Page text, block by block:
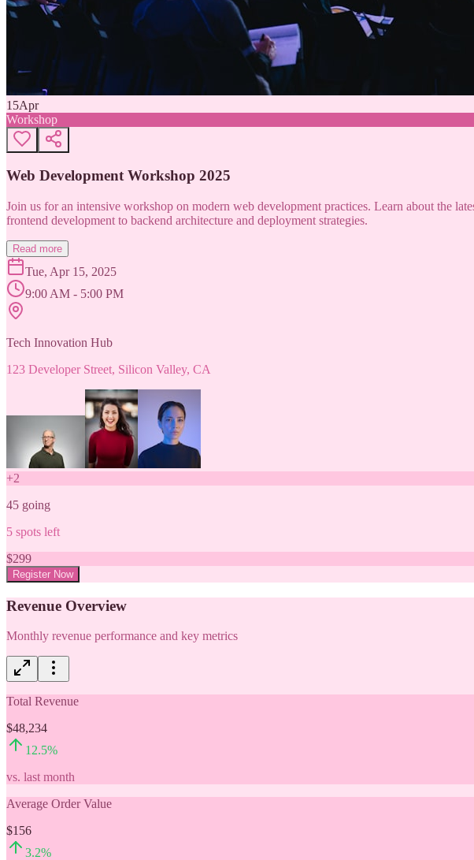
15Apr
Workshop
Web Development Workshop 2025
Join us for an intensive workshop on modern web development practices. Learn about the
frontend development to backend architecture and deployment strategies.
Read more
Tue, Apr 15, 2025
9:00 AM - 5:00 PM
Tech Innovation Hub
123 Developer Street, Silicon Valley, CA
+2
45 going
5 spots left
$299
Register Now
Revenue Overview
Monthly revenue performance and key metrics
Total Revenue
$48,234
12.5%
vs. last month
Average Order Value
$156
3.2%